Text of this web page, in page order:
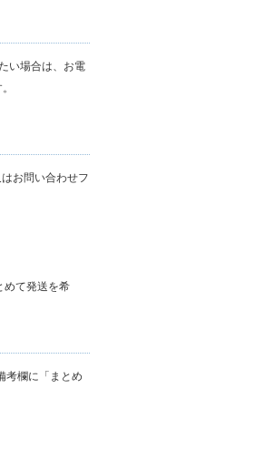
い場合は、お電
お問い合わせフ
めて発送を希
考欄に「まとめ